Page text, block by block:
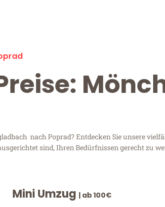
nach Poprad? Entdecken Sie unsere
sind, Ihren Bedürfnissen gerecht zu
Mini Umzug | ab 100€